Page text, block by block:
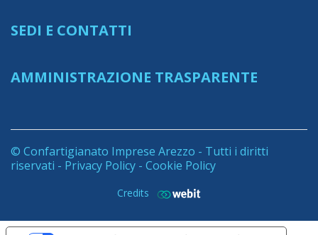
SEDI E CONTATTI
AMMINISTRAZIONE TRASPARENTE
© Confartigianato Imprese Arezzo - Tutti i diritti
riservati - Privacy Policy - Cookie Policy
Credits